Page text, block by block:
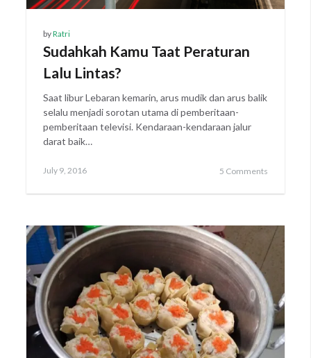
byRatri
Sudahkah Kamu Taat Peraturan
Lalu Lintas?
Saat libur Lebaran kemarin, arus mudik dan arus balik
selalu menjadi sorotan utama di pemberitaan-
pemberitaan televisi. Kendaraan-kendaraan jalur
darat baik…
5 Comments
Posted
July 9, 2016